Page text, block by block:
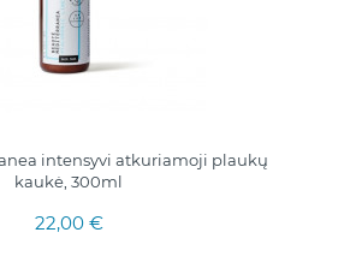
intensyvi atkuriamoji plaukų
kaukė, 300ml
22,00 €